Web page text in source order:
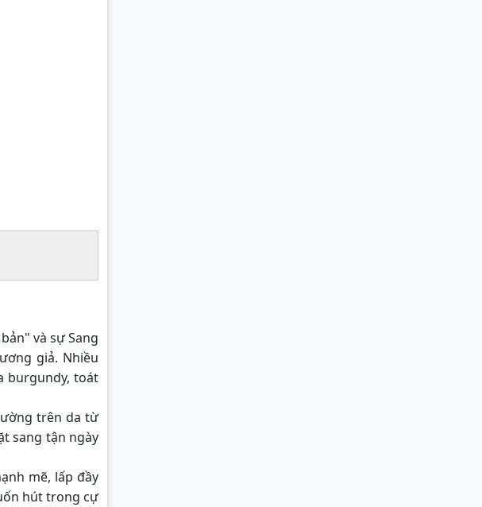
và sự Sang
giả. Nhiều
burgundy, toát
trên da từ
sang tận ngày
mẽ, lấp đầy
hút trong cự